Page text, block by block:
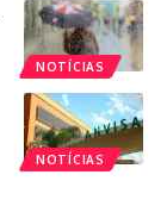
NOTÍCIAS
NOTÍCIAS